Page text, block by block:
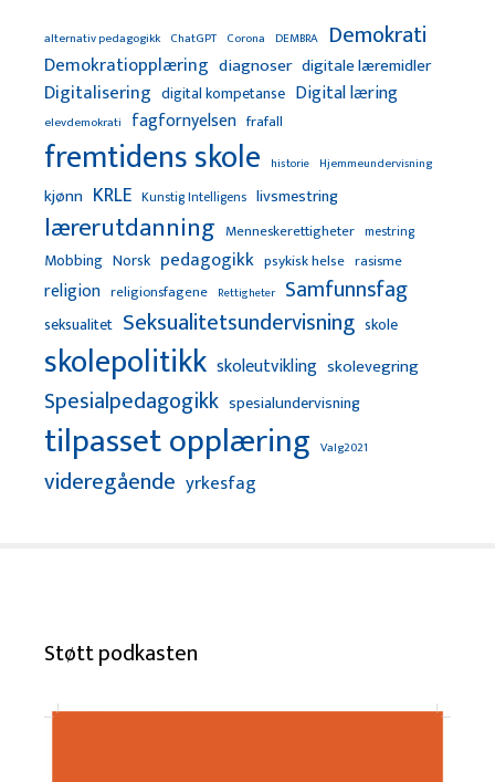
alternativ pedagogikk ChatGPT Corona DEMBRA Demokrati
Demokratiopplæring diagnoser digitale læremidler
Digitalisering digital kompetanse Digital læring
elevdemokrati fagfornyelsen frafall
fremtidens skole historie Hjemmeundervisning
kjønn KRLE Kunstig Intelligens livsmestring
lærerutdanning Menneskerettigheter mestring
Mobbing Norsk pedagogikk psykisk helse rasisme
religion religionsfagene Rettigheter Samfunnsfag
seksualitet Seksualitetsundervisning skole
skolepolitikk skoleutvikling skolevegring
Spesialpedagogikk spesialundervisning
tilpasset opplæring Valg2021
videregående yrkesfag
Støtt podkasten